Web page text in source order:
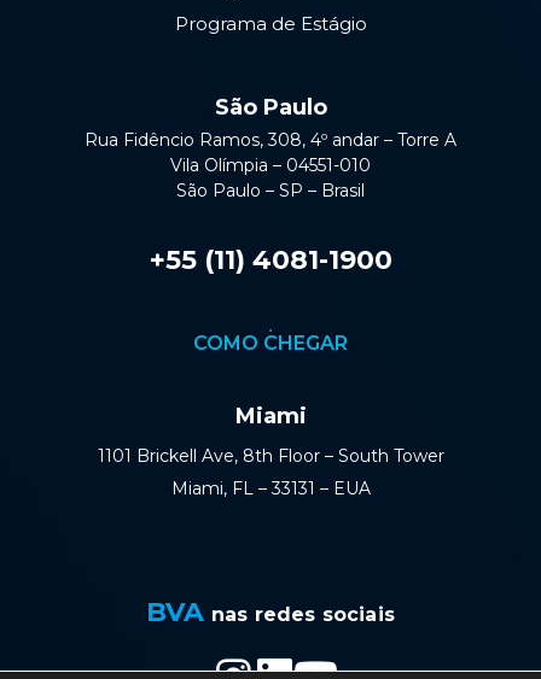
Programa de Estágio
São Paulo
Rua Fidêncio Ramos, 308, 4º andar – Torre A
Vila Olímpia – 04551-010
São Paulo – SP – Brasil
+55 (11) 4081-1900
COMO CHEGAR
Miami
1101 Brickell Ave, 8th Floor – South Tower
Miami, FL – 33131 – EUA
BVA nas redes sociais